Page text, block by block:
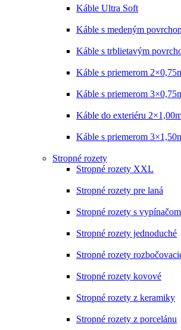
Káble Ultra Soft
Káble s medeným
Káble s trblietavým
Káble s priemerom
Káble s priemerom
Káble do exteriéru
Káble s priemerom
Stropné rozety
Stropné rozety XXL
Stropné rozety pre laná
Stropné rozety s vypínačom
Stropné rozety jednoduché
Stropné rozety
Stropné rozety kovové
Stropné rozety z keramiky
Stropné rozety z porcelánu